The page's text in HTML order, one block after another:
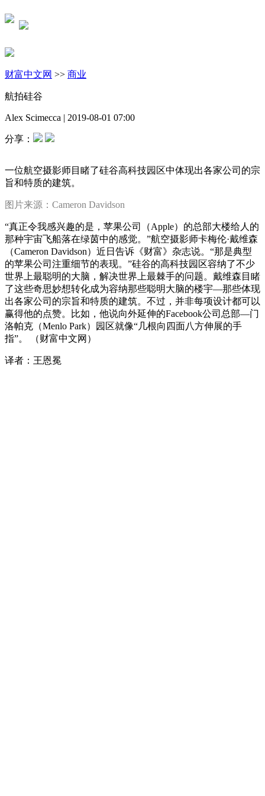
财富中文网 >> 商业
航拍硅谷
Alex Scimecca | 2019-08-01 07:00
分享：
一位航空摄影师目睹了硅谷高科技园区中体现出各家公司的宗
旨和特质的建筑。
图片来源： Cameron Davidson
“真正令我感兴趣的是，苹果公司（Apple）的总部大楼给人的
那种宇宙飞船落在绿茵中的感觉。”航空摄影师卡梅伦·戴维森
（Cameron Davidson）近日告诉《财富》杂志说。“那是典型
的苹果公司注重细节的表现。”硅谷的高科技园区容纳了不少
世界上最聪明的大脑，解决世界上最棘手的问题。戴维森目睹
了这些奇思妙想转化成为容纳那些聪明大脑的楼宇—那些体现
出各家公司的宗旨和特质的建筑。不过，并非每项设计都可以
赢得他的点赞。比如，他说向外延伸的Facebook公司总部—门
洛帕克（Menlo Park）园区就像“几根向四面八方伸展的手
指”。 （财富中文网）
译者：王恩冕